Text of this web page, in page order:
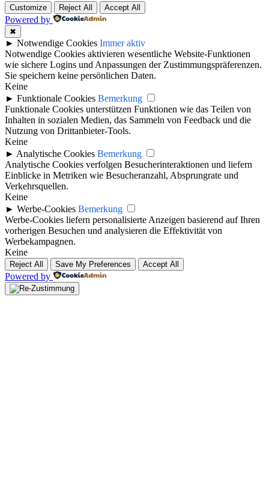
Customize Reject All Accept All
Powered by
✖
► Notwendige Cookies Immer aktiv
Notwendige Cookies aktivieren wesentliche Website-Funktionen
wie sichere Logins und Anpassungen der Zustimmungspräferenzen.
Sie speichern keine persönlichen Daten.
Keine
► Funktionale Cookies Bemerkung
Funktionale Cookies unterstützen Funktionen wie das Teilen von
Inhalten in sozialen Medien, das Sammeln von Feedback und die
Nutzung von Drittanbieter-Tools.
Keine
► Analytische Cookies Bemerkung
Analytische Cookies verfolgen Besucherinteraktionen und liefern
Einblicke in Metriken wie Besucheranzahl, Absprungrate und
Verkehrsquellen.
Keine
► Werbe-Cookies Bemerkung
Werbe-Cookies liefern personalisierte Anzeigen basierend auf Ihren
vorherigen Besuchen und analysieren die Effektivität von
Werbekampagnen.
Keine
Reject All Save My Preferences Accept All
Powered by